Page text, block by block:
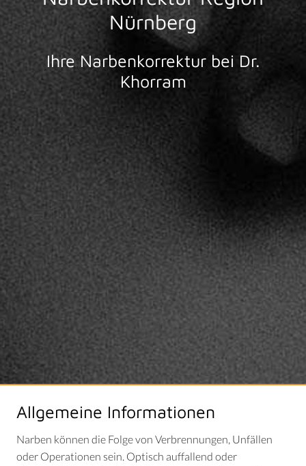
Nürnberg
Ihre Narbenkorrektur bei Dr.
Khorram
Allgemeine Informationen
Narben können die Folge von Verbrennungen, Unfällen
oder Operationen sein. Optisch auffallend oder